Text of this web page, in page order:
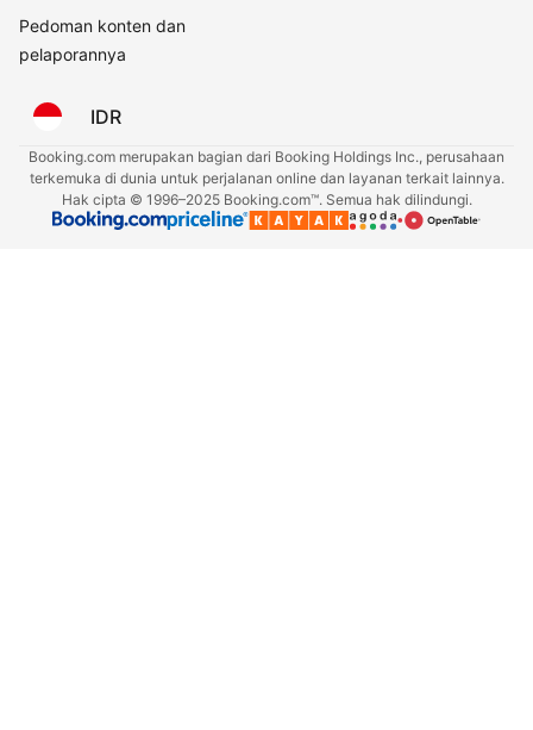
Pedoman konten dan
pelaporannya
IDR
Booking.com merupakan bagian dari Booking Holdings Inc., perusahaan
terkemuka di dunia untuk perjalanan online dan layanan terkait lainnya.
Hak cipta © 1996–2025 Booking.com™. Semua hak dilindungi.